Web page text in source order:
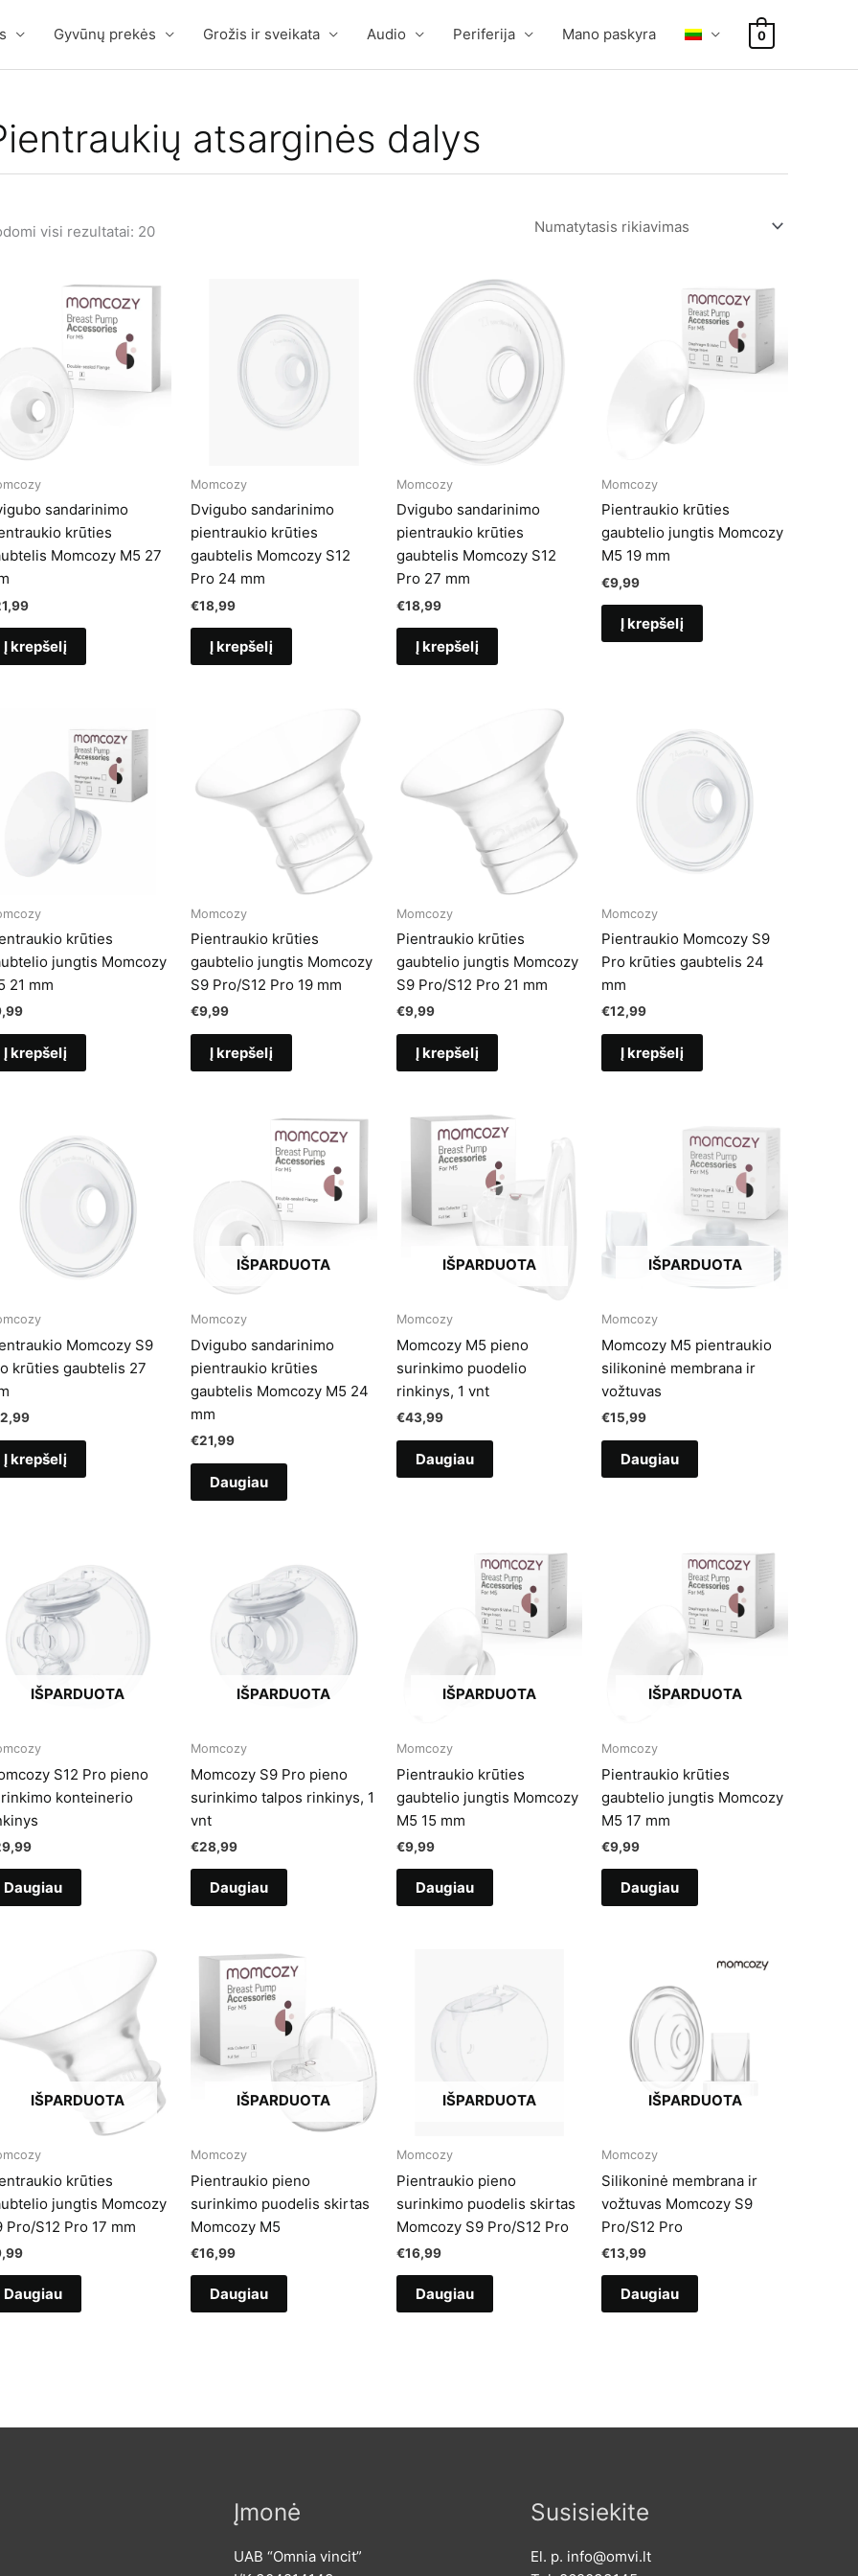
Gyvūnų prekės Grožis ir sveikata Audio Periferija Mano paskyra 0
atsarginės dalys
visi rezultatai: 20
sandarinimo
krūties
Momcozy M5 27
Į krepšelį
Momcozy
Dvigubo sandarinimo
pientraukio krūties
gaubtelis Momcozy S12
Pro 24 mm
€18,99
Į krepšelį
Momcozy
Dvigubo sandarinimo
pientraukio krūties
gaubtelis Momcozy S12
Pro 27 mm
€18,99
Į krepšelį
Momcozy
Pientraukio krūties
gaubtelio jungtis Momcozy
M5 19 mm
€9,99
Į krepšelį
krūties
jungtis Momcozy
21 mm
Į krepšelį
Momcozy
Pientraukio krūties
gaubtelio jungtis Momcozy
S9 Pro/S12 Pro 19 mm
€9,99
Į krepšelį
Momcozy
Pientraukio krūties
gaubtelio jungtis Momcozy
S9 Pro/S12 Pro 21 mm
€9,99
Į krepšelį
Momcozy
Pientraukio Momcozy S9
Pro krūties gaubtelis 24
mm
€12,99
Į krepšelį
Momcozy S9
krūties gaubtelis 27
Į krepšelį
IŠPARDUOTA
Momcozy
Dvigubo sandarinimo
pientraukio krūties
gaubtelis Momcozy M5 24
mm
€21,99
Daugiau
IŠPARDUOTA
Momcozy
Momcozy M5 pieno
surinkimo puodelio
rinkinys, 1 vnt
€43,99
Daugiau
IŠPARDUOTA
Momcozy
Momcozy M5 pientraukio
silikoninė membrana ir
vožtuvas
€15,99
Daugiau
IŠPARDUOTA
S12 Pro pieno
konteinerio
Daugiau
IŠPARDUOTA
Momcozy
Momcozy S9 Pro pieno
surinkimo talpos rinkinys, 1
vnt
€28,99
Daugiau
IŠPARDUOTA
Momcozy
Pientraukio krūties
gaubtelio jungtis Momcozy
M5 15 mm
€9,99
Daugiau
IŠPARDUOTA
Momcozy
Pientraukio krūties
gaubtelio jungtis Momcozy
M5 17 mm
€9,99
Daugiau
IŠPARDUOTA
krūties
jungtis Momcozy
Pro/S12 Pro 17 mm
Daugiau
IŠPARDUOTA
Momcozy
Pientraukio pieno
surinkimo puodelis skirtas
Momcozy M5
€16,99
Daugiau
IŠPARDUOTA
Momcozy
Pientraukio pieno
surinkimo puodelis skirtas
Momcozy S9 Pro/S12 Pro
€16,99
Daugiau
IŠPARDUOTA
Momcozy
Silikoninė membrana ir
vožtuvas Momcozy S9
Pro/S12 Pro
€13,99
Daugiau
Įmonė
UAB “Omnia vincit”
Susisiekite
El. p. info@omvi.lt